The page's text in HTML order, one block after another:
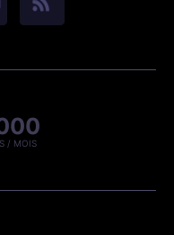
/ MOIS